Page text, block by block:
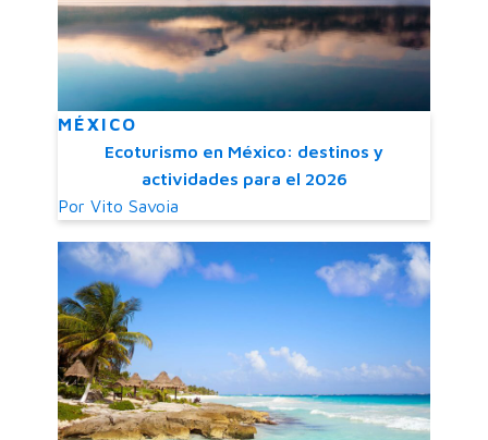
MÉXICO
Ecoturismo en México: destinos y
actividades para el 2026
Por Vito Savoia